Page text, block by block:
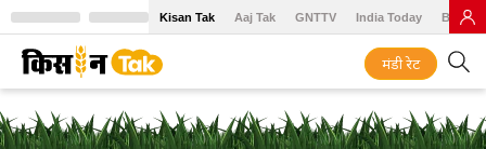
Kisan Tak Aaj Tak GNTTV India Today BT
मंडी रेट